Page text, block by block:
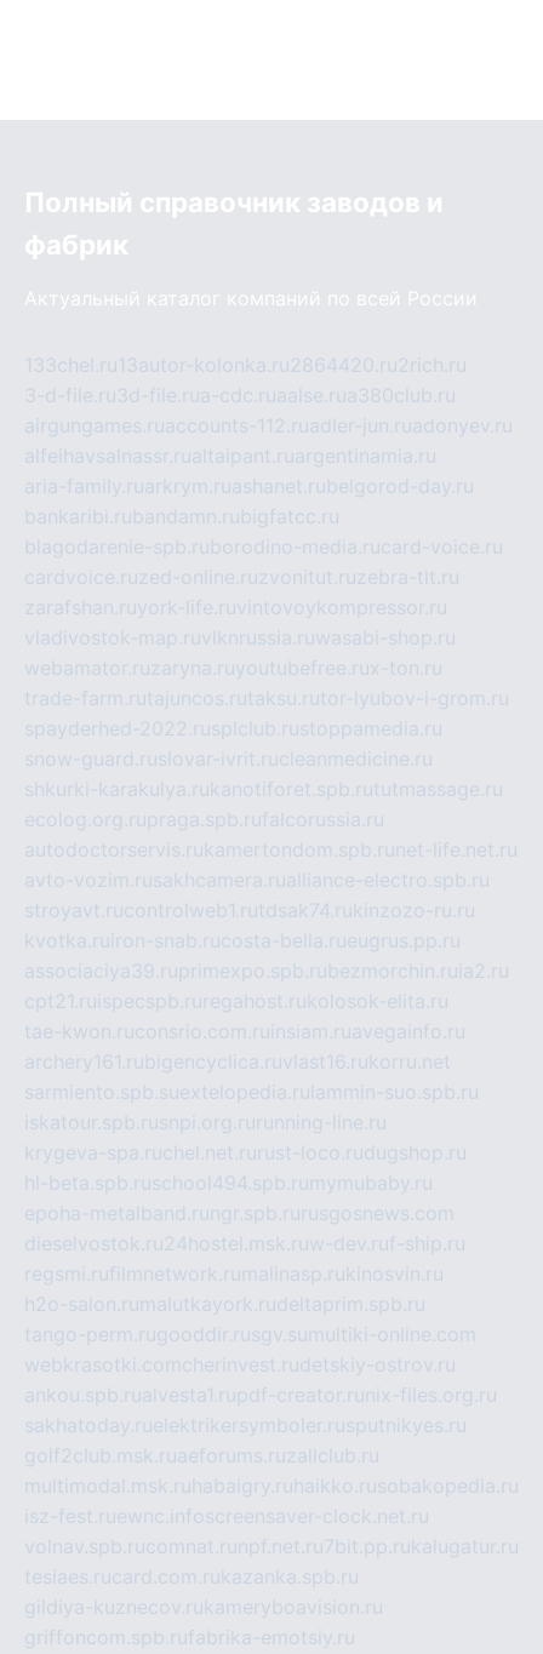
Полный справочник заводов и
фабрик
Актуальный каталог компаний по всей России
133chel.ru13autor-kolonka.ru2864420.ru2rich.ru
3-d-file.ru3d-file.rua-cdc.ruaalse.rua380club.ru
airgungames.ruaccounts-112.ruadler-jun.ruadonyev.ru
alfeihavsalnassr.rualtaipant.ruargentinamia.ru
aria-family.ruarkrym.ruashanet.rubelgorod-day.ru
bankaribi.rubandamn.rubigfatcc.ru
blagodarenie-spb.ruborodino-media.rucard-voice.ru
cardvoice.ruzed-online.ruzvonitut.ruzebra-tlt.ru
zarafshan.ruyork-life.ruvintovoykompressor.ru
vladivostok-map.ruvlknrussia.ruwasabi-shop.ru
webamator.ruzaryna.ruyoutubefree.rux-ton.ru
trade-farm.rutajuncos.rutaksu.rutor-lyubov-i-grom.ru
spayderhed-2022.rusplclub.rustoppamedia.ru
snow-guard.ruslovar-ivrit.rucleanmedicine.ru
shkurki-karakulya.rukanotiforet.spb.rututmassage.ru
ecolog.org.rupraga.spb.rufalcorussia.ru
autodoctorservis.rukamertondom.spb.ru net-life.net.ru
avto-vozim.rusakhcamera.rualliance-electro.spb.ru
stroyavt.rucontrolweb1.rutdsak74.rukinzozo-ru.ru
kvotka.ru iron-snab.rucosta-bella.rueugrus.pp.ru
associaciya39.ruprimexpo.spb.rubezmorchin.ru ia2.ru
cpt21.ru ispecspb.ru regahost.rukolosok-elita.ru
tae-kwon.ruconsrio.com.ru insiam.ruavegainfo.ru
archery161.rubigencyclica.ruvlast16.rukorru.net
sarmiento.spb.suextelopedia.ru lammin-suo.spb.ru
iskatour.spb.rusnpi.org.ru running-line.ru
krygeva-spa.ruchel.net.ru rust-loco.rudugshop.ru
hl-beta.spb.ruschool494.spb.ru mymubaby.ru
epoha-metalband.ru ngr.spb.ru rusgosnews.com
dieselvostok.ru24hostel.msk.ruw-dev.ruf-ship.ru
regsmi.rufilmnetwork.ru malinasp.rukinosvin.ru
h2o-salon.ru malutkayork.rudeltaprim.spb.ru
tango-perm.rugooddir.rusgv.su multiki-online.com
webkrasotki.comcherinvest.rudetskiy-ostrov.ru
ankou.spb.rualvesta1.rupdf-creator.ru nix-files.org.ru
sakhatoday.ruelektrikersymboler.rusputnikyes.ru
golf2club.msk.ruaeforums.ruzallclub.ru
multimodal.msk.ru habaigry.ru haikko.rusobakopedia.ru
isz-fest.ruewnc.infoscreensaver-clock.net.ru
volnav.spb.rucomnat.ru npf.net.ru7bit.pp.rukalugatur.ru
tesiaes.rucard.com.rukazanka.spb.ru
gildiya-kuznecov.rukameryboavision.ru
griffoncom.spb.rufabrika-emotsiy.ru